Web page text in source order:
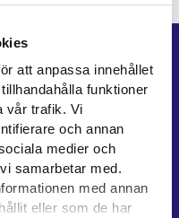
att anpassa innehållet
funktioner
vår trafik. Vi
och annan
medier och
samarbetar med.
med annan
eller som de har
språk